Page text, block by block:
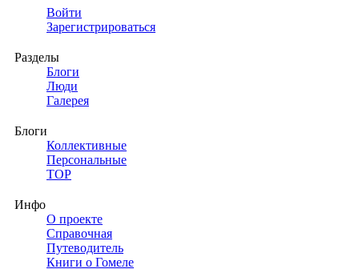
Войти
Зарегистрироваться
Разделы
Блоги
Люди
Галерея
Блоги
Коллективные
Персональные
TOP
Инфо
О проекте
Справочная
Путеводитель
Книги о Гомеле